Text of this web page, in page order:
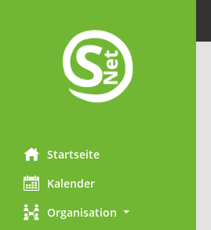
Startseite
Kalender
Organisation